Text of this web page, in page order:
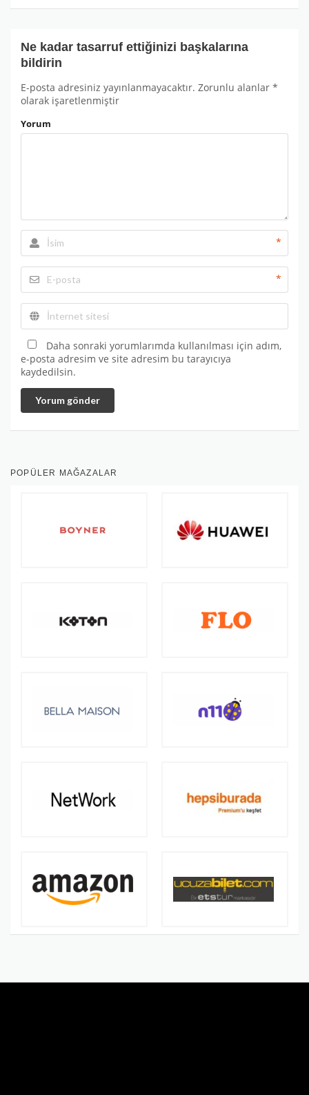
Ne kadar tasarruf ettiğinizi başkalarına
bildirin
E-posta adresiniz yayınlanmayacaktır. Zorunlu alanlar *
olarak işaretlenmiştir
Yorum
*
*
Daha sonraki yorumlarımda kullanılması için adım,
e-posta adresim ve site adresim bu tarayıcıya
kaydedilsin.
Yorum gönder
POPÜLER MAĞAZALAR